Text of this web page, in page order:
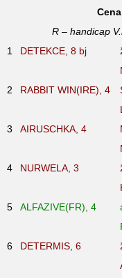
R – handicap
1
DETEKCE, 8 bj
2
RABBIT WIN(IRE), 4
3
AIRUSCHKA, 4
4 NURWELA, 3
5 ALFAZIVE(FR), 4
6 DETERMIS, 6